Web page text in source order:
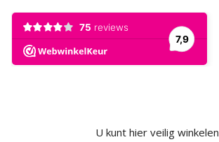
U kunt hier veilig winkelen